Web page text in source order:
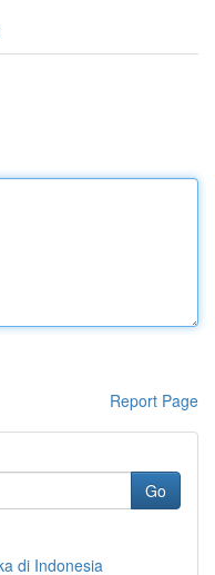
Report Page
Go
di Indonesia